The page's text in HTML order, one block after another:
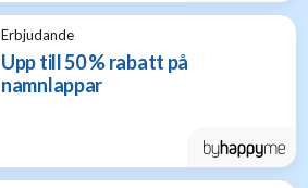
Erbjudande
Upp till 50 % rabatt på
namnlappar